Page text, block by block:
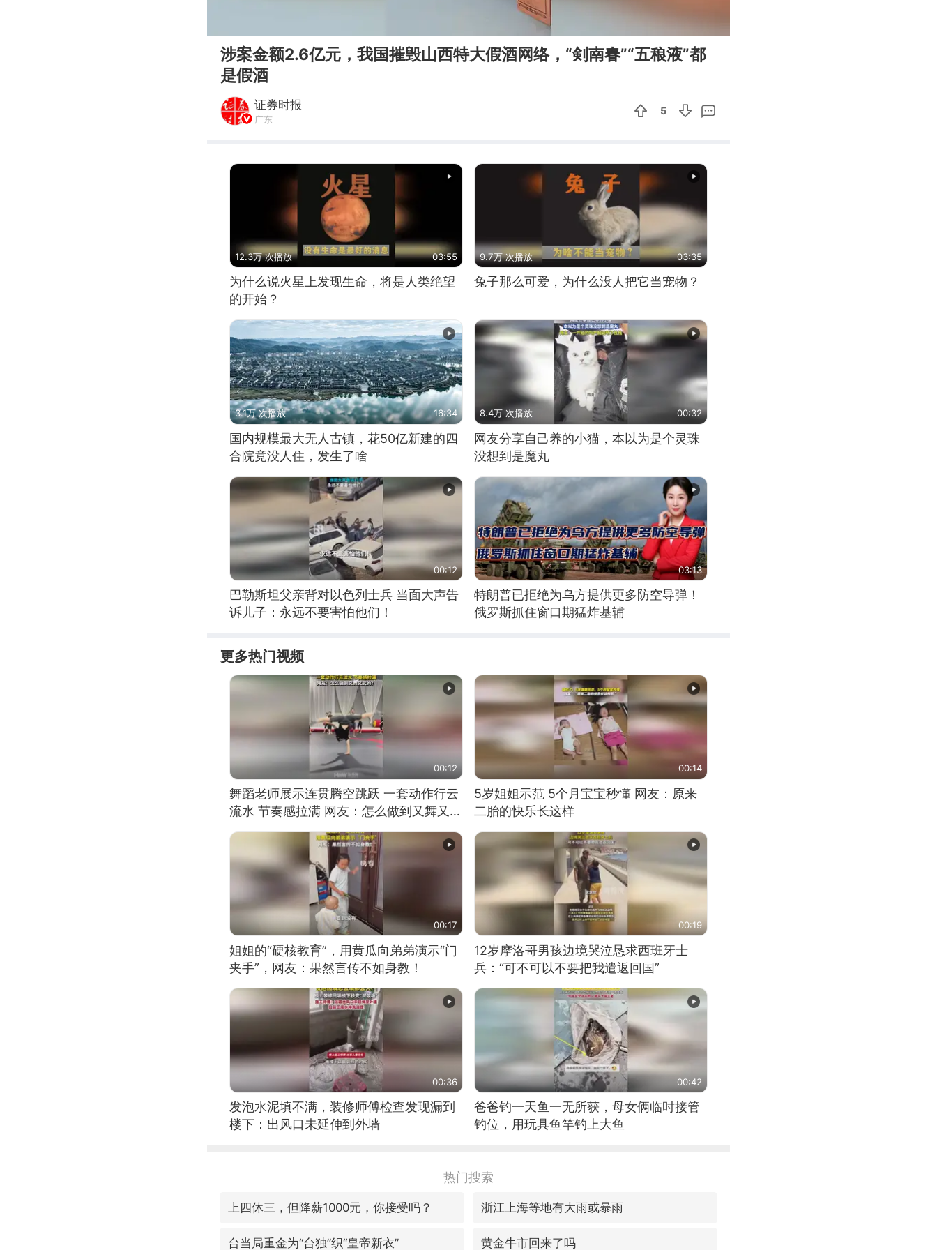
涉案金额2.6亿元，我国摧毁山西特大假酒网络，“剣南春”“五稂液”都
是假酒
证券时报
广东
5
12.3万 次播放 03:55
为什么说火星上发现生命，将是人类绝望
的开始？
9.7万 次播放 03:35
兔子那么可爱，为什么没人把它当宠物？
3.1万 次播放 16:34
国内规模最大无人古镇，花50亿新建的四
合院竟没人住，发生了啥
8.4万 次播放 00:32
网友分享自己养的小猫，本以为是个灵珠
没想到是魔丸
00:12
巴勒斯坦父亲背对以色列士兵 当面大声告
诉儿子：永远不要害怕他们！
03:13
特朗普已拒绝为乌方提供更多防空导弹！
俄罗斯抓住窗口期猛炸基辅
更多热门视频
00:12
舞蹈老师展示连贯腾空跳跃 一套动作行云
流水 节奏感拉满 网友：怎么做到又舞又武
00:14
5岁姐姐示范 5个月宝宝秒懂 网友：原来
二胎的快乐长这样
00:17
姐姐的“硬核教育”，用黄瓜向弟弟演示“门
夹手”，网友：果然言传不如身教！
00:19
12岁摩洛哥男孩边境哭泣恳求西班牙士
兵：“可不可以不要把我遣返回国”
00:36
发泡水泥填不满，装修师傅检查发现漏到
楼下：出风口未延伸到外墙
00:42
爸爸钓一天鱼一无所获，母女俩临时接管
钓位，用玩具鱼竿钓上大鱼
热门搜索
上四休三，但降薪1000元，你接受吗？ 浙江上海等地有大雨或暴雨
台当局重金为“台独”织“皇帝新衣” 黄金牛市回来了吗